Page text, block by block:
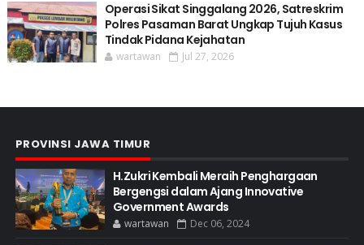
Operasi Sikat Singgalang 2026, Satreskrim
Polres Pasaman Barat Ungkap Tujuh Kasus
Tindak Pidana Kejahatan
wartawan Jul 27, 2026
PROVINSI JAWA TIMUR
H.Zukri Kembali Meraih Penghargaan
Bergengsi dalam Ajang Innovative
Government Awards
wartawan Dec 06, 2024